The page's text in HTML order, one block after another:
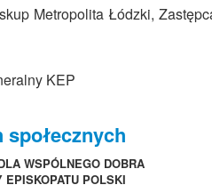
Metropolita Łódzki,
KEP
WSPÓLNEGO DOBRA
POLSKI